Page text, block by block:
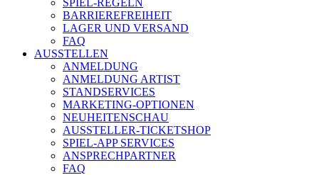
SPIEL-REGELN
BARRIEREFREIHEIT
LAGER UND VERSAND
FAQ
AUSSTELLEN
ANMELDUNG
ANMELDUNG ARTIST
STANDSERVICES
MARKETING-OPTIONEN
NEUHEITENSCHAU
AUSSTELLER-TICKETSHOP
SPIEL-APP SERVICES
ANSPRECHPARTNER
FAQ